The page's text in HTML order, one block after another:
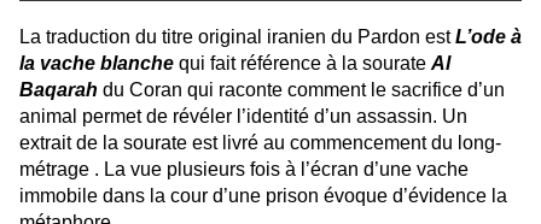
La traduction du titre original iranien du Pardon estL’ode à
la vache blanche qui fait référence à la sourate Al
Baqarah du Coran qui raconte comment le sacrifice d’un
animal permet de révéler l’identité d’un assassin. Un
extrait de la sourate est livré au commencement du long-
métrage . La vue plusieurs fois à l’écran d’une vache
immobile dans la cour d’une prison évoque d’évidence la